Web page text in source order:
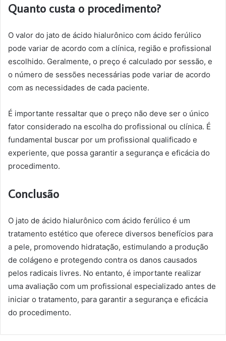
Quanto custa o procedimento?
O valor do jato de ácido hialurônico com ácido ferúlico
pode variar de acordo com a clínica, região e profissional
escolhido. Geralmente, o preço é calculado por sessão, e
o número de sessões necessárias pode variar de acordo
com as necessidades de cada paciente.
É importante ressaltar que o preço não deve ser o único
fator considerado na escolha do profissional ou clínica. É
fundamental buscar por um profissional qualificado e
experiente, que possa garantir a segurança e eficácia do
procedimento.
Conclusão
O jato de ácido hialurônico com ácido ferúlico é um
tratamento estético que oferece diversos benefícios para
a pele, promovendo hidratação, estimulando a produção
de colágeno e protegendo contra os danos causados
pelos radicais livres. No entanto, é importante realizar
uma avaliação com um profissional especializado antes de
iniciar o tratamento, para garantir a segurança e eficácia
do procedimento.